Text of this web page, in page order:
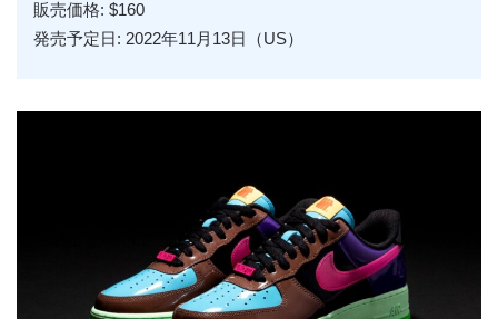
販売価格: $160
発売予定日: 2022年11月13日（US）